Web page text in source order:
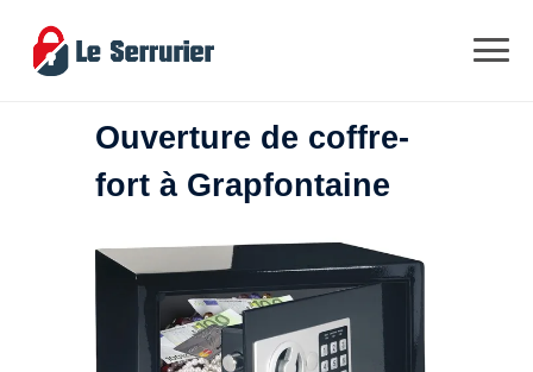
Ouverture de coffre-
fort à Grapfontaine